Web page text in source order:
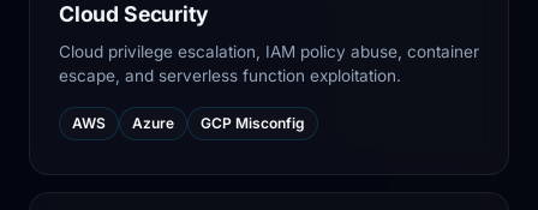
Cloud Security
Cloud privilege escalation, IAM policy abuse, container
escape, and serverless function exploitation.
AWS Azure GCP Misconfig